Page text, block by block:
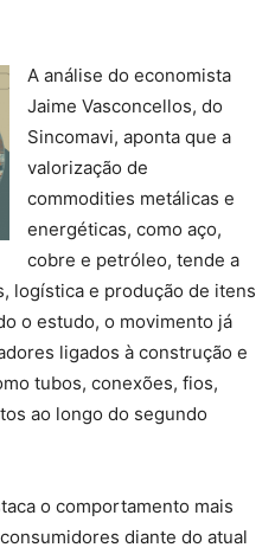
A análise do economista
Jaime Vasconcellos, do
Sincomavi, aponta que a
valorização de
commodities metálicas e
energéticas, como aço,
cobre e petróleo, tende a
logística e produção de itens
o estudo, o movimento já
ligados à construção e
tubos, conexões, fios,
ao longo do segundo
o comportamento mais
diante do atual